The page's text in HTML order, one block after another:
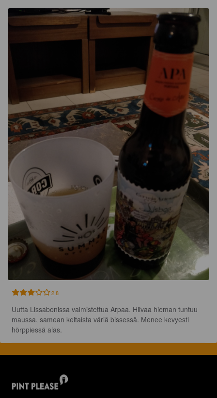
2.8
Uutta Lissabonissa valmistettua Arpaa. Hiivaa hieman tuntuu
maussa, samean keltaista väriä bissessä. Menee kevyesti
hörppiessä alas.